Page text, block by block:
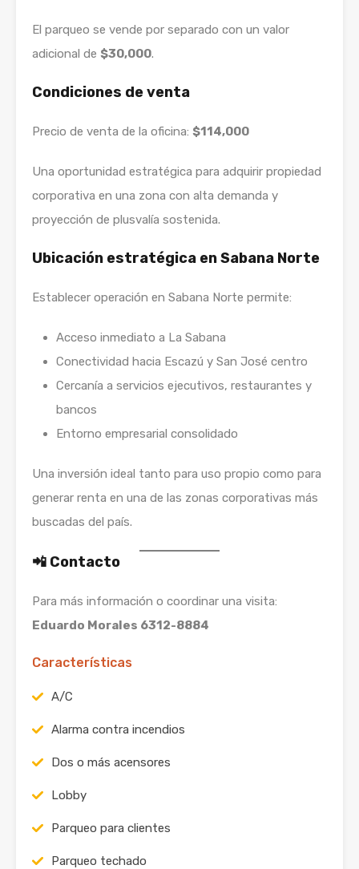
El parqueo se vende por separado con un valor
adicional de $30,000.
Condiciones de venta
Precio de venta de la oficina: $114,000
Una oportunidad estratégica para adquirir propiedad
corporativa en una zona con alta demanda y
proyección de plusvalía sostenida.
Ubicación estratégica en Sabana Norte
Establecer operación en Sabana Norte permite:
Acceso inmediato a La Sabana
Conectividad hacia Escazú y San José centro
Cercanía a servicios ejecutivos, restaurantes y
bancos
Entorno empresarial consolidado
Una inversión ideal tanto para uso propio como para
generar renta en una de las zonas corporativas más
buscadas del país.
📲 Contacto
Para más información o coordinar una visita:
Eduardo Morales 6312-8884
Características
A/C
Alarma contra incendios
Dos o más acensores
Lobby
Parqueo para clientes
Parqueo techado